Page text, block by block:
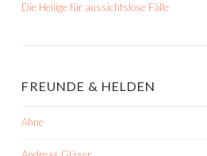
Die Heilige für aussichtslose Fälle
FREUNDE & HELDEN
Ahne